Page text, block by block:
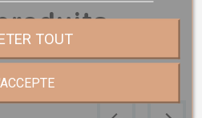
TOUT